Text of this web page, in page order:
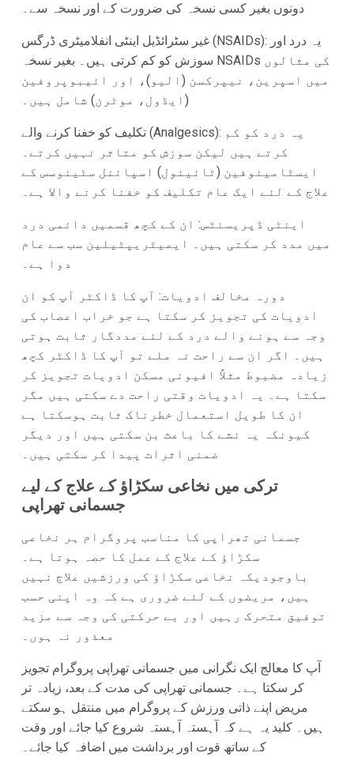
دونوں بغیر کسی نسخہ کی ضرورت کے اور نسخہ سے۔
غیر سٹرائڈیل اینٹی انفلامیٹری ڈرگس (NSAIDs): یہ درد اور
سوزش کو کم کرتی ہیں۔ بغیر نسخہ NSAIDs کی مثالوں
میں اسپرین، نیپرکسن (الیو)، اور ائیبوپروفین
(ایڈول، موٹرن) شامل ہیں۔
تکلیف کو خفنا کرنے والے (Analgesics): یہ درد کو کم
کرتے ہیں لیکن سوزش کو متاثر نہیں کرتے۔
ایسٹامینوفین (ٹائینول) اسپائنل سٹینوسس کے
علاج کے لئے ایک عام تکلیف کو خفنا کرنے والا ہے۔
اینٹی ڈپریسنٹس: ان کے کچھ قسمیں دائمی درد
میں مدد کر سکتی ہیں۔ ایمیٹریپٹیلین سب سے عام
دوا ہے۔
دورہ مخالف ادویات: آپ کا ڈاکٹر آپ کو ان
ادویات کی تجویز کر سکتا ہے جو خراب اعصاب کی
وجہ سے ہونے والے درد کے لئے مددگار ثابت ہوتی
ہیں۔ اگر ان سے راحت نہ ملے تو آپ کا ڈاکٹر کچھ
زیادہ مضبوط مثلاً افیونی مسکن ادویات تجویز کر
سکتا ہے۔ یہ ادویات وقتی راحت دے سکتی ہیں مگر
ان کا طویل استعمال خطرناک ثابت ہوسکتا ہے
کیونکہ یہ نشے کا باعث بن سکتی ہیں اور دیگر
ضمنی اثرات پیدا کر سکتی ہیں۔
ترکی میں نخاعی سکڑاؤ کے علاج کے لیے
جسمانی تھراپی
جسمانی تھراپی کا مناسب پروگرام ہر نخاعی
سکڑاؤ کے علاج کے عمل کا حصہ ہوتا ہے۔
باوجودیکہ نخاعی سکڑاؤ کی ورزشیں علاج نہیں
ہیں، مریضوں کے لئے ضروری ہے کہ وہ اپنی حسب
توفیق متحرک رہیں اور بے حرکتی کی وجہ سے مزید
معذور نہ ہوں۔
آپ کا معالج ایک نگرانی میں جسمانی تھراپی پروگرام تجویز
کر سکتا ہے۔ جسمانی تھراپی کی مدت کے بعد، زیادہ تر
مریض اپنے ذاتی ورزش کے پروگرام میں منتقل ہو سکتے
ہیں۔ کلید یہ ہے کہ آہستہ آہستہ شروع کیا جائے اور وقت
کے ساتھ قوت اور برداشت میں اضافہ کیا جائے۔